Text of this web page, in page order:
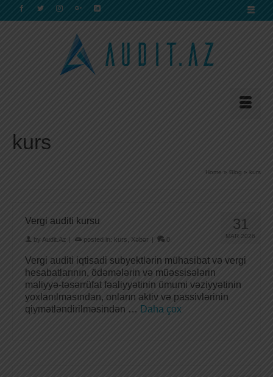
kurs
Home » Blog » kurs
31
MAR 2026
Vergi auditi kursu
by Audit.Az | posted in: kurs Xəbər | 0
Vergi auditi iqtisadi subyektlərin mühasibat və vergi
hesabatlarının, ödəmələrin və müəssisələrin
maliyyə-təsərrüfat fəaliyyətinin ümumi vəziyyətinin
yoxlanılmasından, onların aktiv və passivlərinin
qiymətləndirilməsindən … Daha çox